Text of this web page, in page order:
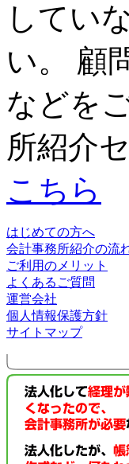
してい
い。 顧
などを
所紹介
こちら
はじめての方へ
会計事務所紹介の流
ご利用のメリット
よくあるご質問
運営会社
個人情報保護方針
サイトマップ